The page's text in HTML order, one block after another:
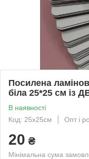
Посилена
біла 25*25 см із
В наявності
Код: 25х25см
Опт і
20 ₴
Мінімальна сума